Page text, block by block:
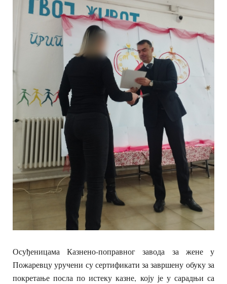
Осуђеницама Казнено-поправног завода за жене у
Пожаревцу уручени су сертификати за завршену обуку за
покретање посла по истеку казне, коју је у сарадњи са